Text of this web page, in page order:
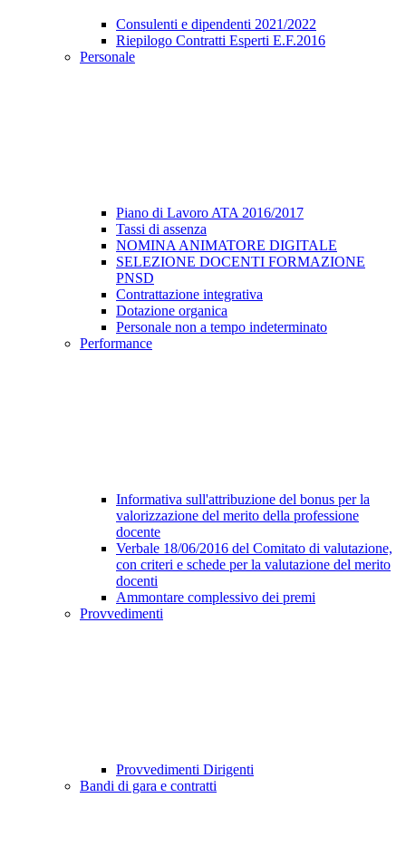
Consulenti e dipendenti 2021/2022
Riepilogo Contratti Esperti E.F.2016
Personale
Piano di Lavoro ATA 2016/2017
Tassi di assenza
NOMINA ANIMATORE DIGITALE
SELEZIONE DOCENTI FORMAZIONE
PNSD
Contrattazione integrativa
Dotazione organica
Personale non a tempo indeterminato
Performance
Informativa sull'attribuzione del bonus per la
valorizzazione del merito della professione
docente
Verbale 18/06/2016 del Comitato di valutazione,
con criteri e schede per la valutazione del merito
docenti
Ammontare complessivo dei premi
Provvedimenti
Provvedimenti Dirigenti
Bandi di gara e contratti